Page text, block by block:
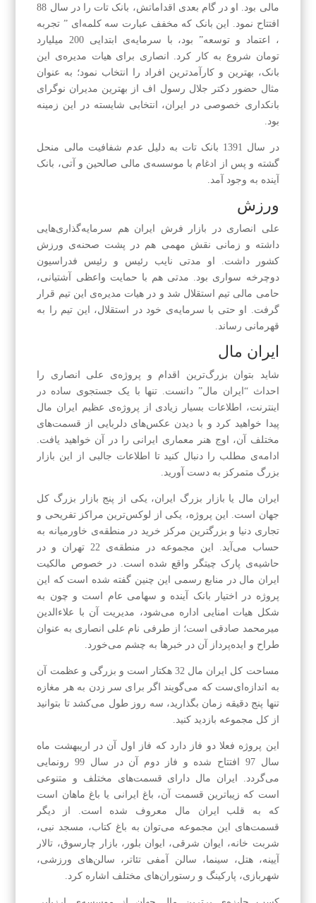
مالی بود. او در گام بعدی اقداماتش، بانک تات را در سال 88
افتتاح نمود. این بانک که مخفف عبارت سه کلمه‌ای ” تجربه
، اعتماد و توسعه” بود، با سرمایه‌ی ابتدایی 200 میلیارد
تومان شروع به کار کرد. انصاری برای هیات مدیره‌ی این
بانک، بهترین و کارآمدترین افراد را انتخاب نمود؛ به عنوان
مثال حضور دکتر جلال رسول اف از بهترین مدیران نوگرای
بانکداری خصوصی در ایران، انتخابی شایسته در این زمینه
بود.
در سال 1391 بانک تات به دلیل عدم شفافیت مالی منحل
گشته و پس از ادغام با موسسه‌ی مالی صالحین و آتی، بانک
آینده به وجود آمد.
ورزش
علی انصاری در بازار فرش ایران هم سرمایه‌گذاری‌هایی
داشته و زمانی نقش مهمی هم در پشت صحنه‌ی ورزش
کشور داشت. او مدتی نایب رئیس و رئیس فدراسیون
دوچرخه سواری بود. مدتی هم با حمایت واعظی آشتیانی،
حامی مالی تیم استقلال شد و در هیات مدیره‌ی این تیم قرار
گرفت. او حتی با سرمایه‌ی خود در استقلال، این تیم را به
قهرمانی رساند.
ایران مال
شاید بتوان بزرگ‌ترین اقدام و پروژه‌ی علی انصاری را
احداث “ایران مال” دانست. تنها با یک جستجوی ساده در
اینترنت، اطلاعات بسیار زیادی از پروژه‌ی عظیم ایران مال
پیدا خواهید کرد و با دیدن عکس‌های دلربایی از قسمت‌های
مختلف آن، اوج هنر معماری ایرانی را در آن خواهید یافت.
ادامه‌ی مطلب را دنبال کنید تا اطلاعات جالبی از این بازار
بزرگ متمرکز به دست آورید.
ایران مال یا بازار بزرگ ایران، یکی از پنج بازار بزرگ کل
جهان است. این پروژه، یکی از لوکس‌ترین مراکز تفریحی و
تجاری دنیا و بزرگترین مرکز خرید در منطقه‌ی خاورمیانه به
حساب می‌آید. این مجموعه در منطقه‌ی 22 تهران و در
حاشیه‌ی پارک چیتگر واقع شده است. در خصوص مالکیت
ایران مال در منابع رسمی این چنین گفته شده است که این
پروژه در اختیار بانک آینده و سهامی عام است و چون به
شکل هیات امنایی اداره می‌شود، مدیریت آن با علاءالدین
میرمحمد صادقی است؛ از طرفی نام علی انصاری به عنوان
طراح و ایده‌پرداز آن در خبرها به چشم می‌خورد.
مساحت کل ایران مال 32 هکتار است و بزرگی و عظمت آن
به اندازه‌ای‌ست که می‌گویند اگر برای سر زدن به هر مغازه
تنها پنج دقیقه زمان بگذارید، سه روز طول می‌کشد تا بتوانید
از کل مجموعه بازدید کنید.
این پروژه فعلا دو فاز دارد که فاز اول آن در اریبهشت ماه
سال 97 افتتاح شده و فاز دوم آن در سال 99 رونمایی
می‌گردد. ایران مال دارای قسمت‌های مختلف و متنوعی
است که زیباترین قسمت آن، باغ ایرانی یا باغ ماهان است
که به قلب ایران مال معروف شده است. از دیگر
قسمت‌های این مجموعه می‌توان به باغ کتاب، مسجد نبی،
شربت خانه، ایوان شرقی، ایوان بلور، بازار چارسوق، تالار
آیینه، هتل، سینما، سالن آمفی تئاتر، سالن‌های ورزشی،
شهر‌بازی، پارکینگ و رستوران‌های مختلف اشاره کرد.